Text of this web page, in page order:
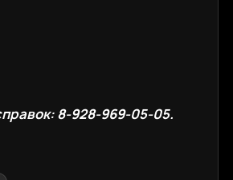
8-928-969-05-05.